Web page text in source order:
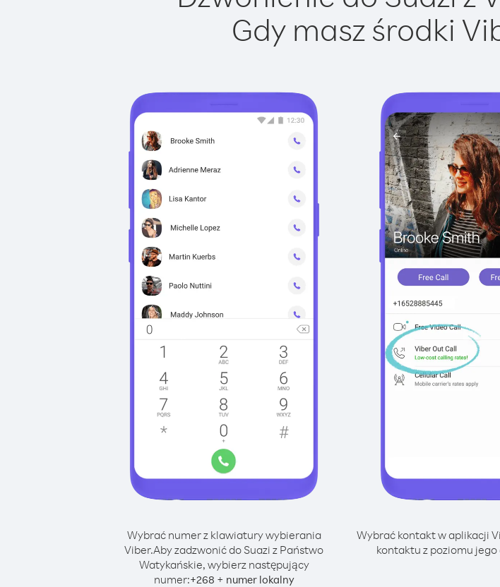
Gdy masz środki
Wybrać numer z klawiatury wybierania
Viber.Aby zadzwonić do Suazi z Państwo
Watykańskie, wybierz następujący
numer:+268 + numer lokalny
Wybrać kontakt w aplikacji
kontaktu z poziomu